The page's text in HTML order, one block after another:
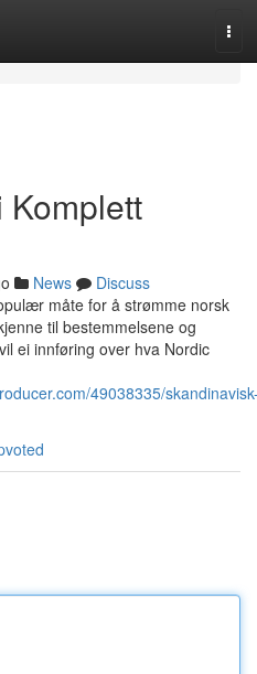
Komplett
News
Discuss
måte for å strømme norsk
til bestemmelsene og
ei innføring over hva Nordic
49038335/